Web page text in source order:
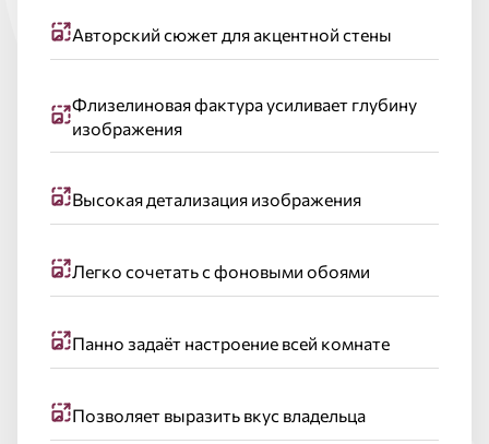
Авторский сюжет для акцентной стены
Флизелиновая фактура усиливает глубину
изображения
Высокая детализация изображения
Легко сочетать с фоновыми обоями
Панно задаёт настроение всей комнате
Позволяет выразить вкус владельца